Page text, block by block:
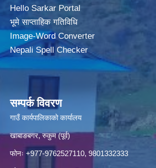
Hello Sarkar Portal
भूमे साप्ताहिक गतिविधि
Image-Word Converter
Nepali Spell Checker
सम्पर्क विवरण
गाउँ कार्यपालिकाको कार्यालय
खाबाङबगर, रुकुम (पूर्व)
फोनः +977-9762527110, 9801332333